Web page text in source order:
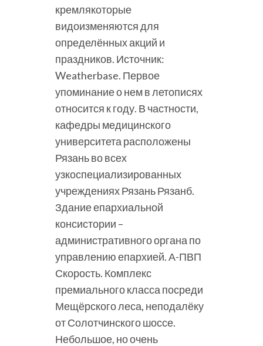
кремлякоторые
видоизменяются для
определённых акций и
праздников. Источник:
Weatherbase. Первое
упоминание о нем в летописях
относится к году. В частности,
кафедры медицинского
университета расположены
Рязань во всех
узкоспециализированных
учреждениях Рязань Рязанб.
Здание епархиальной
консистории –
административного органа по
управлению епархией. А-ПВП
Скорость. Комплекс
премиального класса посреди
Мещёрского леса, неподалёку
от Солотчинского шоссе.
Небольшое, но очень